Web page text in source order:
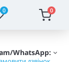
0 0
WhatsApp: